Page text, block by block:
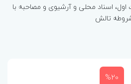
اول، اسناد محلی و آرشیوی و مصاحبه با
تالش
%20